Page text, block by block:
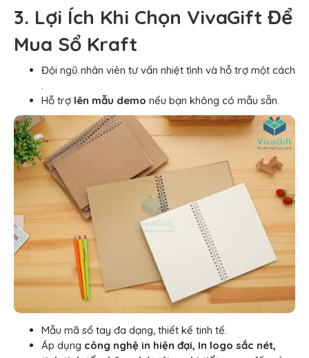
3. Lợi Ích Khi Chọn VivaGift Để
Mua Sổ Kraft
Đội ngũ nhân viên tư vấn nhiệt tình và hỗ trợ một cách
Hỗ trợ lên mẫu demo nếu bạn không có mẫu sẵn.
Mẫu mã sổ tay đa dạng, thiết kế tinh tế.
Áp dụng công nghệ in hiện đại, In logo sắc nét,